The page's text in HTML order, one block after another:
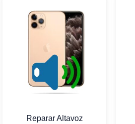
Reparar Altavoz